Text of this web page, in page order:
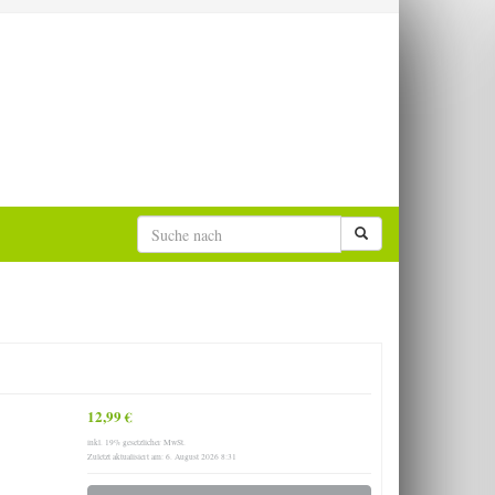
12,99 €
inkl. 19% gesetzlicher MwSt.
Zuletzt aktualisiert am: 6. August 2026 8:31